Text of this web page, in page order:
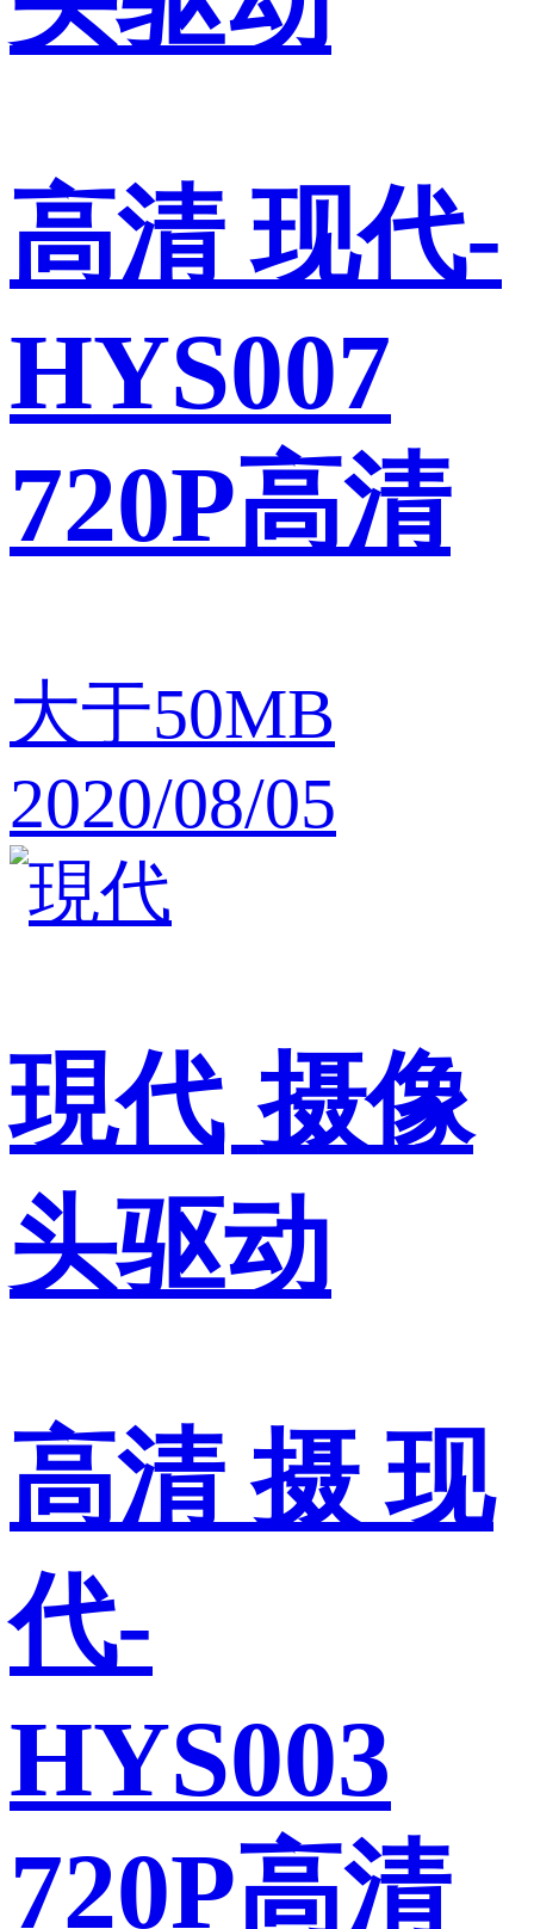
高清 现代-
HYS007
720P高清
大于50MB
2020/08/05
現代 摄像
头驱动
高清 摄 现
代-
HYS003
720P高清